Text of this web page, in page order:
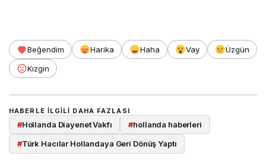
Beğendim Harika Haha Vay
Üzgün
Kızgın
HABERLE ILGILI DAHA FAZLASI
#Hollanda Diayenet Vakfı #hollanda haberleri
#Türk Hacılar Hollandaya Geri Dönüş Yaptı